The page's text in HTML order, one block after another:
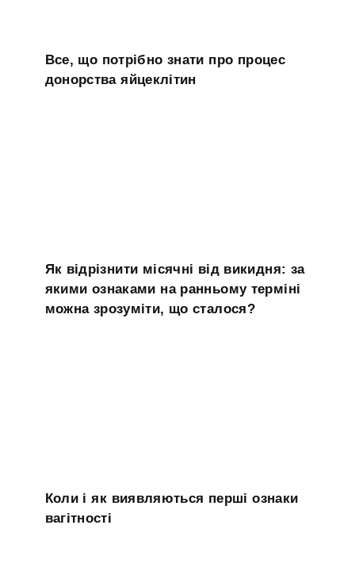
Все, що потрібно знати про процес
донорства яйцеклітин
Як відрізнити місячні від викидня: за
якими ознаками на ранньому терміні
можна зрозуміти, що сталося?
Коли і як виявляються перші ознаки
вагітності